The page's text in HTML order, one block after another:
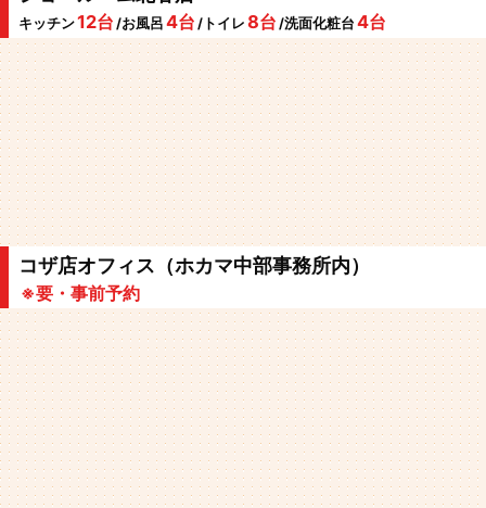
キッチン12台 /お風呂 4台 /トイレ 8台 /洗面化粧台 4台
コザ店オフィス（ホカマ中部事務所内）
※要・事前予約